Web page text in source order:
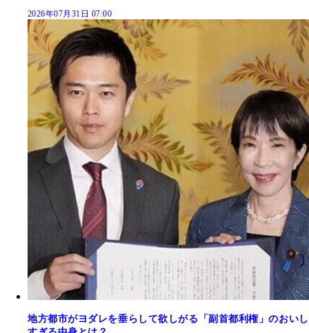
2026年07月31日 07:00
地方都市がヨダレを垂らして欲しがる「副首都利権」のおいし